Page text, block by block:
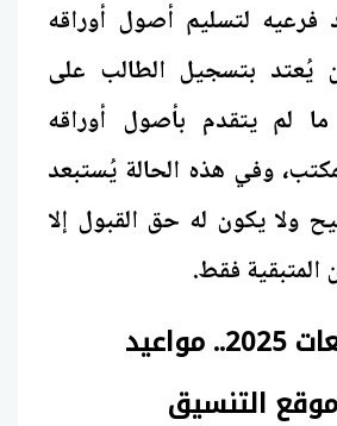
فرعيه لتسليم أصول أوراقه
يُعتد بتسجيل الطالب على
لم يتقدم بأصول أوراقه
وفي هذه الحالة يُستبعد
ولا يكون له حق القبول إلا
المتبقية فقط.
تنسيق الجامعات 2025.. مواعيد
التنسيق